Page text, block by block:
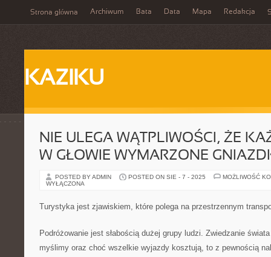
Strona główna Archiwum Bata Data Mapa Redakcja
KAZIKU
NIE ULEGA WĄTPLIWOŚCI, ŻE
W GŁOWIE WYMARZONE
POSTED BY ADMIN POSTED ON SIE - 7 - 2025
MOŻLIWOŚĆ
WYŁĄCZONA
Turystyka jest zjawiskiem, które polega na przestrzennym
Podróżowanie jest słabością dużej grupy ludzi. Zwiedzanie
myślimy oraz choć wszelkie wyjazdy kosztują, to z pewnością